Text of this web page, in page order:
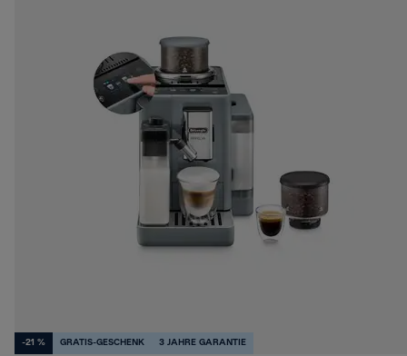
-21 % GRATIS-GESCHENK 3 JAHRE GARANTIE